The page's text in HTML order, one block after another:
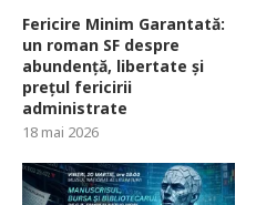
Fericire Minim Garantată:
un roman SF despre
abundență, libertate și
prețul fericirii
administrate
18 mai 2026